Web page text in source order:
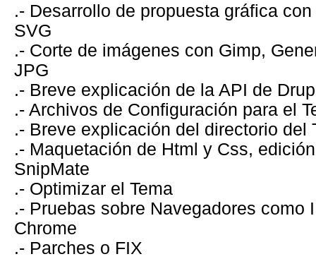
.- Desarrollo de propuesta gráfica
SVG
.- Corte de imágenes con Gimp,
JPG
.- Breve explicación de la API de
.- Archivos de Configuración para el
.- Breve explicación del directorio del
.- Maquetación de Html y Css,
SnipMate
.- Optimizar el Tema
.- Pruebas sobre Navegadores como
Chrome
.- Parches o FIX